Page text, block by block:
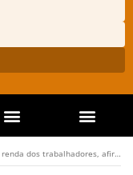
afirma Banco Central